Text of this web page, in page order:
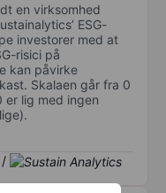
en virksomhed
ESG-
investorer med at
risici på
kan påvirke
Skalaen går fra 0
er lig med ingen
/